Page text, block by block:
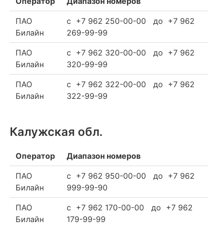
ПАО
Билайн
c +7 962 250-00-00 до +7 962
269-99-99
ПАО
Билайн
c +7 962 320-00-00 до +7 962
320-99-99
ПАО
Билайн
c +7 962 322-00-00 до +7 962
322-99-99
Калужская обл.
Оператор Диапазон номеров
ПАО
Билайн
c +7 962 950-00-00 до +7 962
999-99-90
ПАО
Билайн
c +7 962 170-00-00 до +7 962
179-99-99